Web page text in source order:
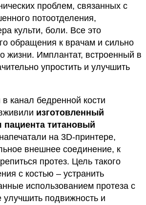
проблем, связанных с
потоотделения,
культи, боли. Все это
обращения к врачам и сильно
жизни. Имплантат, встроенный в
упростить и улучшить
канал бедренной кости
изготовленный
пациента титановый
на 3D-принтере,
внешнее соединение, к
протез. Цель такого
с костью – устранить
использованием протеза с
улучшить подвижность и